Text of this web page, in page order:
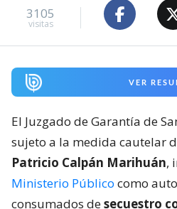
3105
visitas
VER
El Juzgado de Garantía de
sujeto a la medida cautelar
Patricio Calpán Marihuán,
Ministerio Público como
consumados desecuestro